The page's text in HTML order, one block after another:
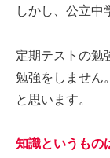
しかし、公立中
定期テストの勉
勉強をしません
と思います。
知識というもの